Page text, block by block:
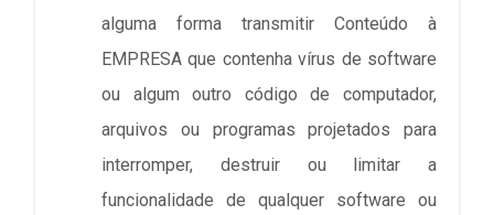
alguma forma transmitir Conteúdo à
EMPRESA que contenha vírus de software
ou algum outro código de computador,
arquivos ou programas projetados para
interromper, destruir ou limitar a
funcionalidade de qualquer software ou